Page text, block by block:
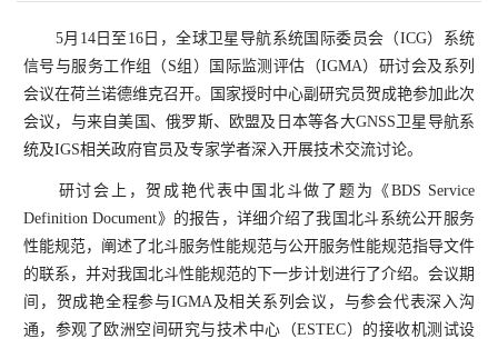
5月 14日至 16日，全球卫星导航系统国际委员会（ICG）系统
信号与服务工作组（ S组）国际监测评估（IGMA）研讨会及系列
会议在荷兰诺德维克召开。国家授时中心副研究员贺成艳参加此次
会议，与来自美国、俄罗斯、欧盟及日本等各大GNSS 卫星导航系
统及IGS相关政府官员及专家学者深入开展技术交流讨论。
研讨会上，贺成艳代表中国北斗做了题为《BDS Service
Definition Document》的报告，详细介绍了我国北斗系统公开服务
性能规范，阐述了北斗服务性能规范与公开服务性能规范指导文件
的联系，并对我国北斗性能规范的下一步计划进行了介绍。会议期
间，贺成艳全程参与IGMA及相关系列会议，与参会代表深入沟
通，参观了欧洲空间研究与技术中心（ESTEC）的接收机测试设